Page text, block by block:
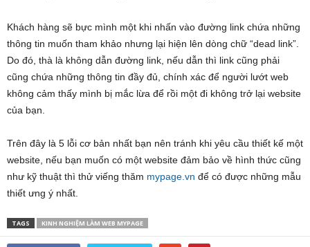
Khách hàng sẽ bực mình một khi nhấn vào đường link chứa những
thông tin muốn tham khảo nhưng lại hiện lên dòng chữ “dead link”.
Do đó, thà là không dẫn đường link, nếu dẫn thì link cũng phải
cũng chứa những thông tin đầy đủ, chính xác để người lướt web
không cảm thấy mình bị mắc lừa để rồi một đi không trở lại website
của bạn.
Trên đây là 5 lỗi cơ bản nhất bạn nên tránh khi yêu cầu thiết kế một
website, nếu bạn muốn có một website đảm bảo về hình thức cũng
như kỹ thuật thì thử viếng thăm mypage.vn để có được những mẫu
thiết ưng ý nhất.
TAGS KINH NGHIỆM LÀM WEB MYPAGE